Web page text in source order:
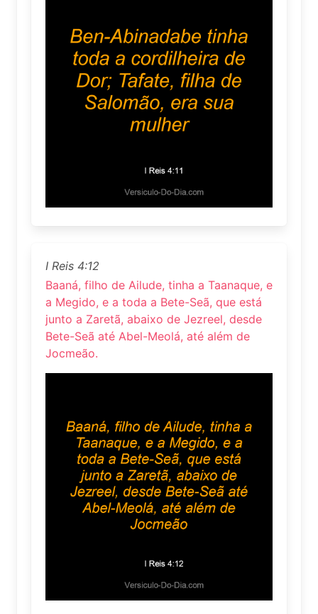
I Reis 4:12
Baaná, filho de Ailude, tinha a Taanaque, e
a Megido, e a toda a Bete-Seã, que está
junto a Zaretã, abaixo de Jezreel, desde
Bete-Seã até Abel-Meolá, até além de
Jocmeão.